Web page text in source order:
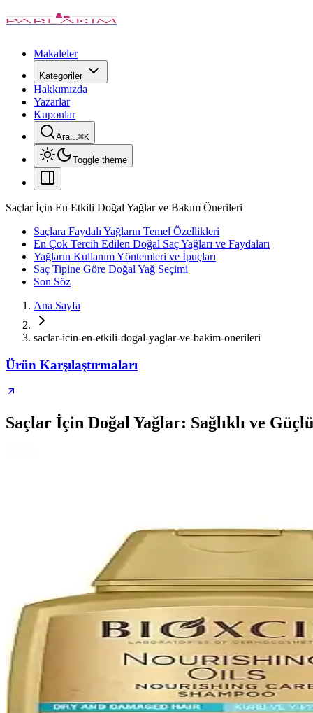
Makaleler
Kategoriler
Hakkımızda
Yazarlar
Kuponlar
Ara...⌘K
Toggle theme
Saçlar İçin En Etkili Doğal Yağlar ve Bakım Önerileri
Saçlara Faydalı Yağların Temel Özellikleri
En Çok Tercih Edilen Doğal Saç Yağları ve Faydaları
Yağların Kullanım Yöntemleri ve İpuçları
Saç Tipine Göre Doğal Yağ Seçimi
Son Söz
Ana Sayfa
saclar-icin-en-etkili-dogal-yaglar-ve-bakim-onerileri
Ürün Karşılaştırmaları
Saçlar İçin Doğal Yağlar: Sağlıklı ve